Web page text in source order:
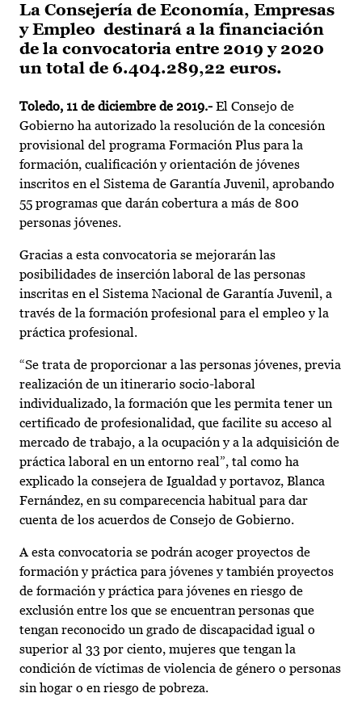
La Consejería de Economía, Empresas
y Empleo destinará a la financiación
de la convocatoria entre 2019 y 2020
un total de 6.404.289,22 euros.
Toledo, 11 de diciembre de 2019.- El Consejo de
Gobierno ha autorizado la resolución de la concesión
provisional del programa Formación Plus para la
formación, cualificación y orientación de jóvenes
inscritos en el Sistema de Garantía Juvenil, aprobando
55 programas que darán cobertura a más de 800
personas jóvenes.
Gracias a esta convocatoria se mejorarán las
posibilidades de inserción laboral de las personas
inscritas en el Sistema Nacional de Garantía Juvenil, a
través de la formación profesional para el empleo y la
práctica profesional.
“Se trata de proporcionar a las personas jóvenes, previa
realización de un itinerario socio-laboral
individualizado, la formación que les permita tener un
certificado de profesionalidad, que facilite su acceso al
mercado de trabajo, a la ocupación y a la adquisición de
práctica laboral en un entorno real”, tal como ha
explicado la consejera de Igualdad y portavoz, Blanca
Fernández, en su comparecencia habitual para dar
cuenta de los acuerdos de Consejo de Gobierno.
A esta convocatoria se podrán acoger proyectos de
formación y práctica para jóvenes y también proyectos
de formación y práctica para jóvenes en riesgo de
exclusión entre los que se encuentran personas que
tengan reconocido un grado de discapacidad igual o
superior al 33 por ciento, mujeres que tengan la
condición de víctimas de violencia de género o personas
sin hogar o en riesgo de pobreza.